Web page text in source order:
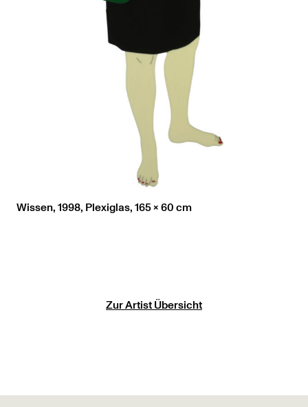
Wissen, 1998, Plexiglas, 165 x 60 cm
Zur Artist Übersicht